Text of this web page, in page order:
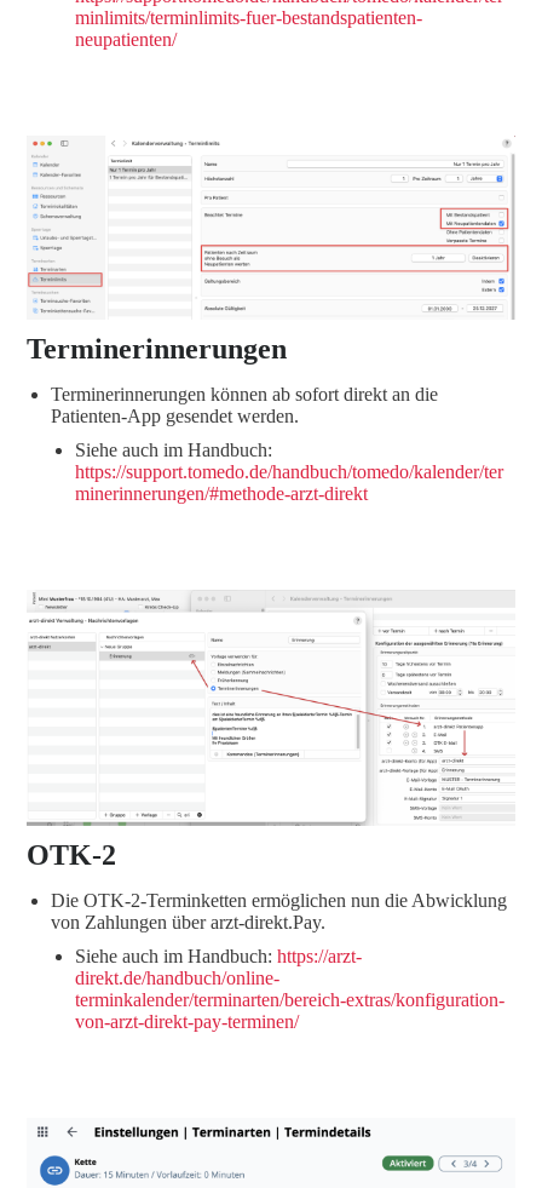
minlimits/terminlimits-fuer-bestandspatienten-
neupatienten/
Terminerinnerungen
Terminerinnerungen können ab sofort direkt an die
Patienten-App gesendet werden.
Siehe auch im Handbuch:
https://support.tomedo.de/handbuch/tomedo/kalender/ter
minerinnerungen/#methode-arzt-direkt
OTK-2
Die OTK-2-Terminketten ermöglichen nun die Abwicklung
von Zahlungen über arzt-direkt.Pay.
Siehe auch im Handbuch: https://arzt-
direkt.de/handbuch/online-
terminkalender/terminarten/bereich-extras/konfiguration-
von-arzt-direkt-pay-terminen/